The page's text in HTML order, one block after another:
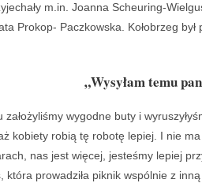
m.in. Joanna Scheuring-
Prokop- Paczkowska. Kołobrzeg
„Wysyłam temu
wygodne buty i
kobiety robią tę robotę lepiej. I nie
nas jest więcej, jesteśmy lepiej
która prowadziła piknik wspólnie z